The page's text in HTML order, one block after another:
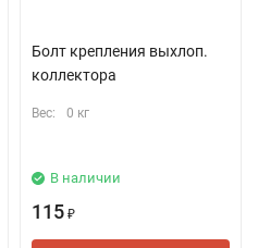
Болт крепления выхлоп.
коллектора
Вес: 0 кг
В наличии
115 ₽